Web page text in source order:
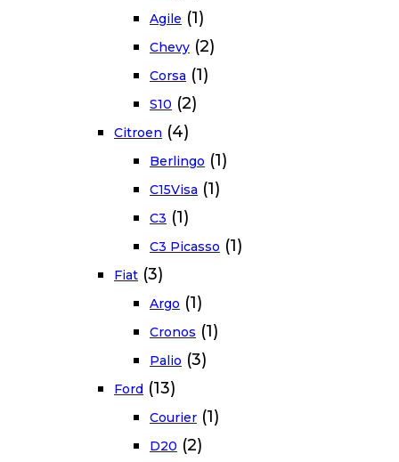
Agile (1)
Chevy (2)
Corsa (1)
S10 (2)
Citroen (4)
Berlingo (1)
C15Visa (1)
C3 (1)
C3 Picasso (1)
Fiat (3)
Argo (1)
Cronos (1)
Palio (3)
Ford (13)
Courier (1)
D20 (2)